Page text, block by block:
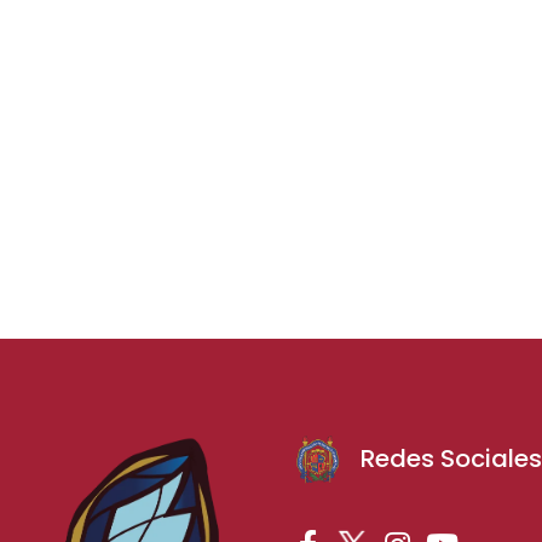
Redes Sociales